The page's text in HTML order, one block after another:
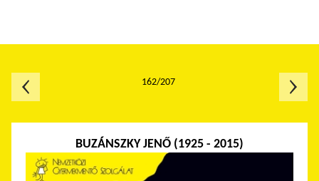
BUZÁNSZKY JENŐ (1925 - 2015)
162/207